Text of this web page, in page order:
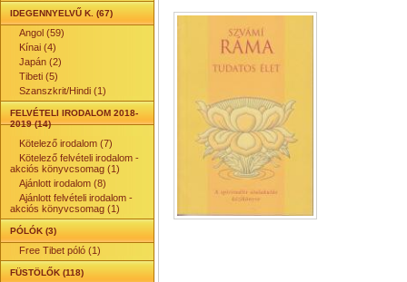
IDEGENNYELVŰ K. (67)
Angol (59)
Kínai (4)
Japán (2)
Tibeti (5)
Szanszkrit/Hindi (1)
FELVÉTELI IRODALOM 2018-
2019 (14)
Kötelező irodalom (7)
Kötelező felvételi irodalom -
akciós könyvcsomag (1)
Ajánlott irodalom (8)
Ajánlott felvételi irodalom -
akciós könyvcsomag (1)
PÓLÓK (3)
Free Tibet póló (1)
FÜSTÖLŐK (118)